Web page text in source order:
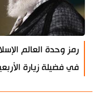
رمز وحدة العالم
في فضيلة زيارة